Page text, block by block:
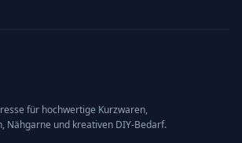
für hochwertige Kurzwaren,
Nähgarne und kreativen DIY-Bedarf.